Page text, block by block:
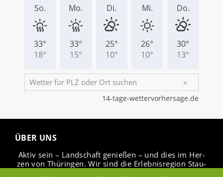
ÜBER UNS
Aktiv sein – Land­schaft ge­nie­ßen – und dies im Her­
zen von Thü­rin­gen. Wir sind die Er­leb­nis­re­gi­on Stau­